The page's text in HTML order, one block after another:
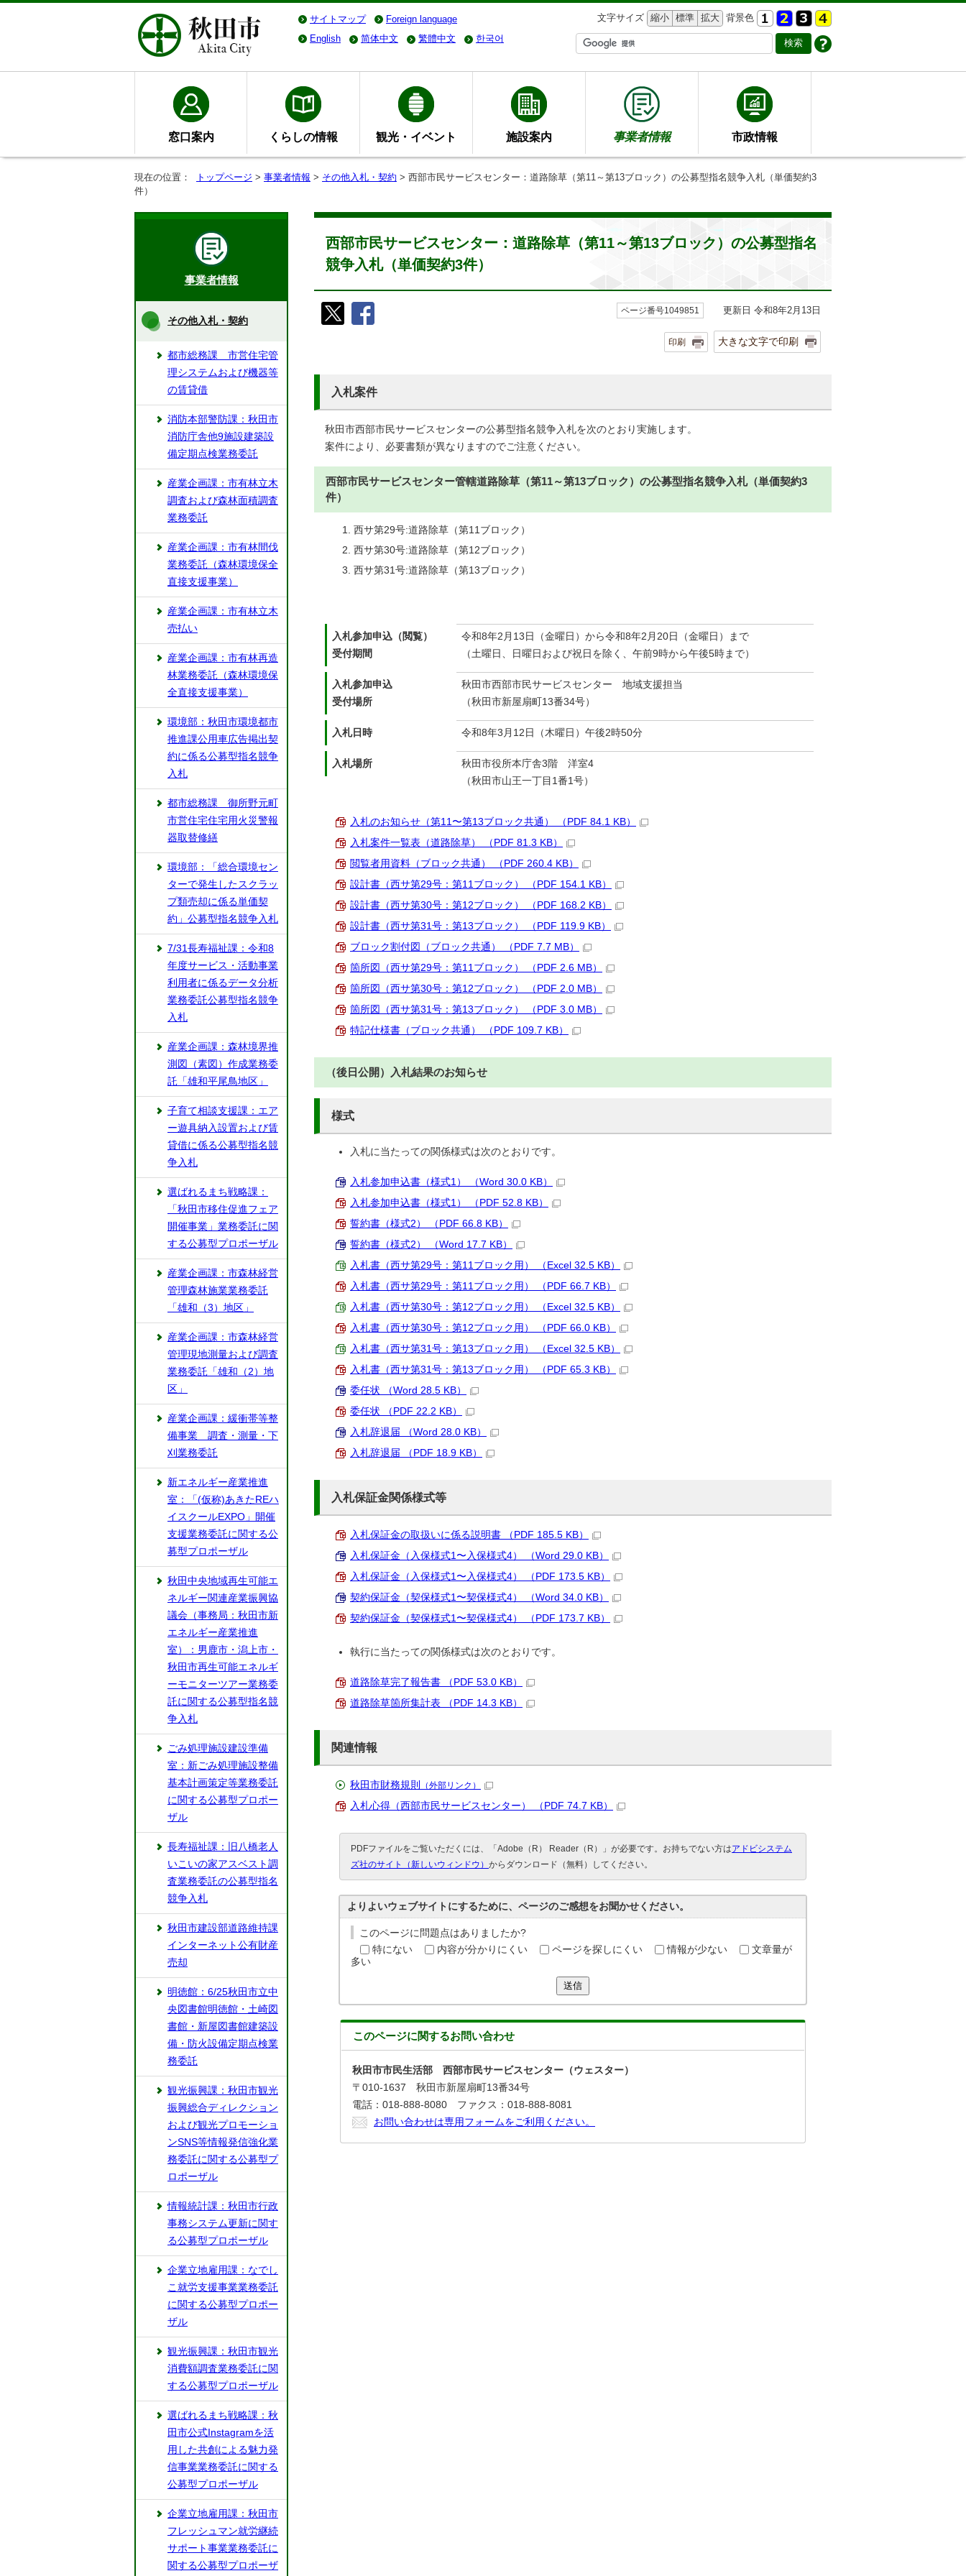
サイトマップ Foreign language 文字サイズ 縮小 標準 拡大 背景色
English
简体中文 繁體中文 한국어
窓口案内 くらしの情報 観光・イベント 施設案内 事業者情報 市政情報
現在の位置： トップページ > 事業者情報 > その他入札・契約 > 西部市民サービスセンター：道路除草（第11～第13ブロック）の公募型指名競争入札（単価契約3
件）
西部市民サービスセンター：道路除草（第11～第13ブロック）の公募型指名
競争入札（単価契約3件）
ページ番号1049851 更新日 令和8年2月13日
印刷 大きな文字で印刷
入札案件
秋田市西部市民サービスセンターの公募型指名競争入札を次のとおり実施します。
案件により、必要書類が異なりますのでご注意ください。
西部市民サービスセンター管轄道路除草（第11～第13ブロック）の公募型指名競争入札（単価契約3
件）
西サ第29号:道路除草（第11ブロック）
西サ第30号:道路除草（第12ブロック）
西サ第31号:道路除草（第13ブロック）
入札参加申込（閲覧）
受付期間
令和8年2月13日（金曜日）から令和8年2月20日（金曜日）まで
（土曜日、日曜日および祝日を除く、午前9時から午後5時まで）
入札参加申込
受付場所
秋田市西部市民サービスセンター 地域支援担当
（秋田市新屋扇町13番34号）
入札日時 令和8年3月12日（木曜日）午後2時50分
入札場所
秋田市役所本庁舎3階 洋室4
（秋田市山王一丁目1番1号）
入札のお知らせ（第11〜第13ブロック共通） （PDF 84.1 KB）
入札案件一覧表（道路除草） （PDF 81.3 KB）
閲覧者用資料（ブロック共通） （PDF 260.4 KB）
設計書（西サ第29号：第11ブロック） （PDF 154.1 KB）
設計書（西サ第30号：第12ブロック） （PDF 168.2 KB）
設計書（西サ第31号：第13ブロック） （PDF 119.9 KB）
ブロック割付図（ブロック共通） （PDF 7.7 MB）
箇所図（西サ第29号：第11ブロック） （PDF 2.6 MB）
箇所図（西サ第30号：第12ブロック） （PDF 2.0 MB）
箇所図（西サ第31号：第13ブロック） （PDF 3.0 MB）
特記仕様書（ブロック共通） （PDF 109.7 KB）
（後日公開）入札結果のお知らせ
様式
入札に当たっての関係様式は次のとおりです。
入札参加申込書（様式1） （Word 30.0 KB）
入札参加申込書（様式1） （PDF 52.8 KB）
誓約書（様式2） （PDF 66.8 KB）
誓約書（様式2） （Word 17.7 KB）
入札書（西サ第29号：第11ブロック用） （Excel 32.5 KB）
入札書（西サ第29号：第11ブロック用） （PDF 66.7 KB）
入札書（西サ第30号：第12ブロック用） （Excel 32.5 KB）
入札書（西サ第30号：第12ブロック用） （PDF 66.0 KB）
入札書（西サ第31号：第13ブロック用） （Excel 32.5 KB）
入札書（西サ第31号：第13ブロック用） （PDF 65.3 KB）
委任状 （Word 28.5 KB）
委任状 （PDF 22.2 KB）
入札辞退届 （Word 28.0 KB）
入札辞退届 （PDF 18.9 KB）
入札保証金関係様式等
入札保証金の取扱いに係る説明書 （PDF 185.5 KB）
入札保証金（入保様式1〜入保様式4） （Word 29.0 KB）
入札保証金（入保様式1〜入保様式4） （PDF 173.5 KB）
契約保証金（契保様式1〜契保様式4） （Word 34.0 KB）
契約保証金（契保様式1〜契保様式4） （PDF 173.7 KB）
執行に当たっての関係様式は次のとおりです。
道路除草完了報告書 （PDF 53.0 KB）
道路除草箇所集計表 （PDF 14.3 KB）
関連情報
秋田市財務規則 （外部リンク）
入札心得（西部市民サービスセンター） （PDF 74.7 KB）
PDFファイルをご覧いただくには、「Adobe（R） Reader（R）」が必要です。お持ちでない方はアドビシステム
ズ社のサイト（新しいウィンドウ） からダウンロード（無料）してください。
よりよいウェブサイトにするために、ページのご感想をお聞かせください。
このページに問題点はありましたか?
特にない
内容が分かりにくい ページを探しにくい 情報が少ない
文章量が
多い
送信
このページに関するお問い合わせ
秋田市市民生活部 西部市民サービスセンター（ウェスター）
〒010-1637 秋田市新屋扇町13番34号
電話：018-888-8080 ファクス：018-888-8081
お問い合わせは専用フォームをご利用ください。
事業者情報
その他入札・契約
都市総務課 市営住宅管
理システムおよび機器等
の賃貸借
消防本部警防課：秋田市
消防庁舎他9施設建築設
備定期点検業務委託
産業企画課：市有林立木
調査および森林面積調査
業務委託
産業企画課：市有林間伐
業務委託（森林環境保全
直接支援事業）
産業企画課：市有林立木
売払い
産業企画課：市有林再造
林業務委託（森林環境保
全直接支援事業）
環境部：秋田市環境都市
推進課公用車広告掲出契
約に係る公募型指名競争
入札
都市総務課 御所野元町
市営住宅住宅用火災警報
器取替修繕
環境部：「総合環境セン
ターで発生したスクラッ
プ類売却に係る単価契
約」公募型指名競争入札
7/31長寿福祉課：令和8
年度サービス・活動事業
利用者に係るデータ分析
業務委託公募型指名競争
入札
産業企画課：森林境界推
測図（素図）作成業務委
託「雄和平尾鳥地区」
子育て相談支援課：エア
ー遊具納入設置および賃
貸借に係る公募型指名競
争入札
選ばれるまち戦略課：
「秋田市移住促進フェア
開催事業」業務委託に関
する公募型プロポーザル
産業企画課：市森林経営
管理森林施業業務委託
「雄和（3）地区」
産業企画課：市森林経営
管理現地測量および調査
業務委託「雄和（2）地
区」
産業企画課：緩衝帯等整
備事業 調査・測量・下
刈業務委託
新エネルギー産業推進
室：「(仮称)あきたREハ
イスクールEXPO」開催
支援業務委託に関する公
募型プロポーザル
秋田中央地域再生可能エ
ネルギー関連産業振興協
議会（事務局：秋田市新
エネルギー産業推進
室）：男鹿市・潟上市・
秋田市再生可能エネルギ
ーモニターツアー業務委
託に関する公募型指名競
争入札
ごみ処理施設建設準備
室：新ごみ処理施設整備
基本計画策定等業務委託
に関する公募型プロポー
ザル
長寿福祉課：旧八橋老人
いこいの家アスベスト調
査業務委託の公募型指名
競争入札
秋田市建設部道路維持課
インターネット公有財産
売却
明徳館：6/25秋田市立中
央図書館明徳館・土崎図
書館・新屋図書館建築設
備・防火設備定期点検業
務委託
観光振興課：秋田市観光
振興総合ディレクション
および観光プロモーショ
ンSNS等情報発信強化業
務委託に関する公募型プ
ロポーザル
情報統計課：秋田市行政
事務システム更新に関す
る公募型プロポーザル
企業立地雇用課：なでし
こ就労支援事業業務委託
に関する公募型プロポー
ザル
観光振興課：秋田市観光
消費額調査業務委託に関
する公募型プロポーザル
選ばれるまち戦略課：秋
田市公式Instagramを活
用した共創による魅力発
信事業業務委託に関する
公募型プロポーザル
企業立地雇用課：秋田市
フレッシュマン就労継続
サポート事業業務委託に
関する公募型プロポーザ